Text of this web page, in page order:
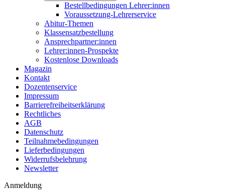
Bestellbedingungen Lehrer:innen
Voraussetzung-Lehrerservice
Abitur-Themen
Klassensatzbestellung
Ansprechpartner:innen
Lehrer:innen-Prospekte
Kostenlose Downloads
Magazin
Kontakt
Dozentenservice
Impressum
Barrierefreiheitserklärung
Rechtliches
AGB
Datenschutz
Teilnahmebedingungen
Lieferbedingungen
Widerrufsbelehrung
Newsletter
Anmeldung